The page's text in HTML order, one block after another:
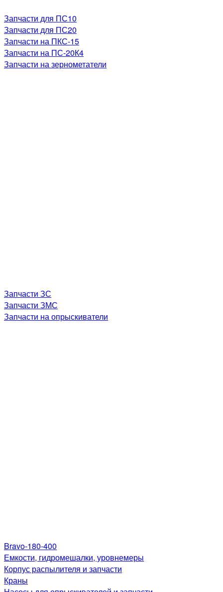
Запчасти для ПС10
Запчасти для ПС20
Запчасти на ПКС-15
Запчасти на ПС-20К4
Запчасти на зернометатели
Запчасти ЗС
Запчасти ЗМС
Запчасти на опрыскиватели
Bravo-180-400
Емкости, гидромешалки, уровнемеры
Корпус распылителя и запчасти
Краны